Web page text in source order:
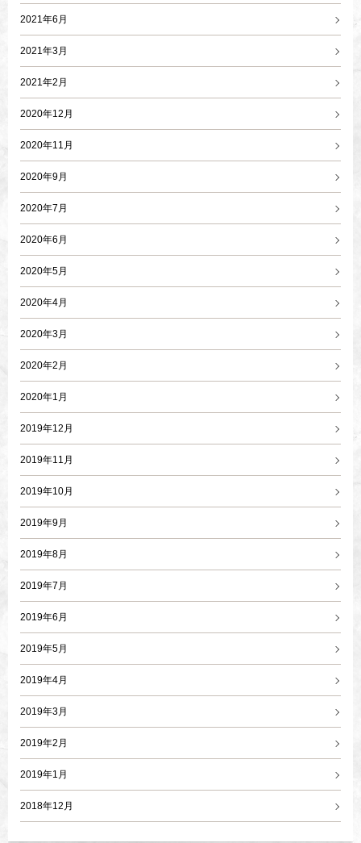
2021年6月
2021年3月
2021年2月
2020年12月
2020年11月
2020年9月
2020年7月
2020年6月
2020年5月
2020年4月
2020年3月
2020年2月
2020年1月
2019年12月
2019年11月
2019年10月
2019年9月
2019年8月
2019年7月
2019年6月
2019年5月
2019年4月
2019年3月
2019年2月
2019年1月
2018年12月